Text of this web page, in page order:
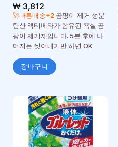
5
중
에
서
1
로
가
됨
₩3,812
🚀빠른배송+2 곰팡이 제거 성분
탄산 액티베타가 함유된 욕실 곰
팡이 제거제입니다. 5분 후에 나
머지는 씻어내기만 하면 OK
장바구니